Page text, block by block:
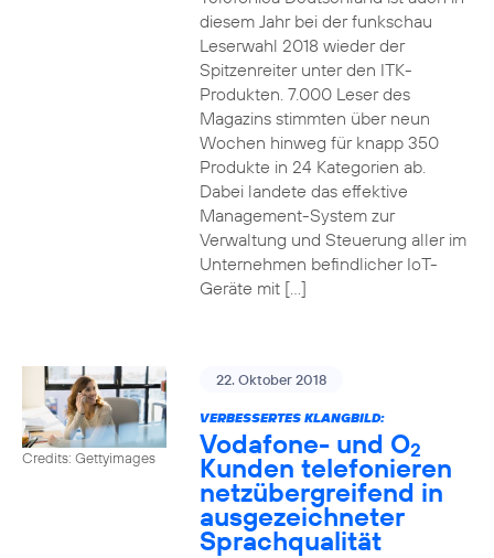
diesem Jahr bei der funkschau
Leserwahl 2018 wieder der
Spitzenreiter unter den ITK-
Produkten. 7.000 Leser des
Magazins stimmten über neun
Wochen hinweg für knapp 350
Produkte in 24 Kategorien ab.
Dabei landete das effektive
Management-System zur
Verwaltung und Steuerung aller im
Unternehmen befindlicher IoT-
Geräte mit […]
Credits: Gettyimages
22. Oktober 2018
VERBESSERTES KLANGBILD:
Vodafone- und O2
Kunden telefonieren
netzübergreifend in
ausgezeichneter
Sprachqualität